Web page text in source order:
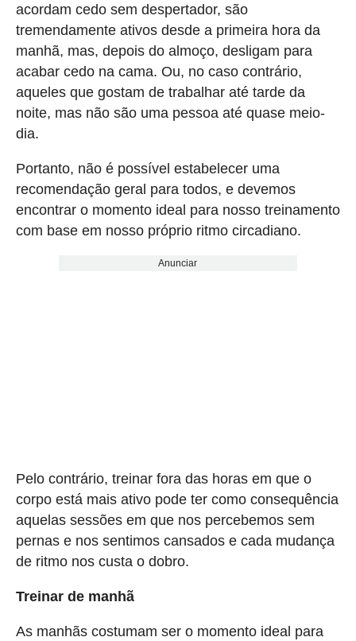
acordam cedo sem despertador, são
tremendamente ativos desde a primeira hora da
manhã, mas, depois do almoço, desligam para
acabar cedo na cama. Ou, no caso contrário,
aqueles que gostam de trabalhar até tarde da
noite, mas não são uma pessoa até quase meio-
dia.
Portanto, não é possível estabelecer uma
recomendação geral para todos, e devemos
encontrar o momento ideal para nosso treinamento
com base em nosso próprio ritmo circadiano.
Anunciar
Pelo contrário, treinar fora das horas em que o
corpo está mais ativo pode ter como consequência
aquelas sessões em que nos percebemos sem
pernas e nos sentimos cansados e cada mudança
de ritmo nos custa o dobro.
Treinar de manhã
As manhãs costumam ser o momento ideal para